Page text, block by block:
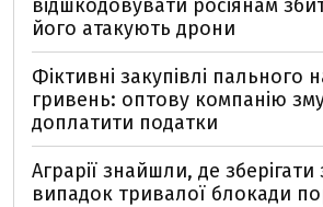
відшкодовувати росіянам
його атакують дрони
Фіктивні закупівлі пального
гривень: оптову компанію
доплатити податки
Аграрії знайшли, де
випадок тривалої блокади